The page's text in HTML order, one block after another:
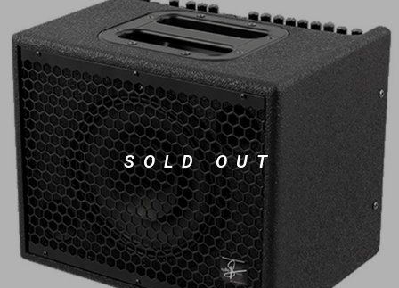
ベース ウクレレ
ドラム パーカッション
キーボード 電子ピアノ
管楽器 その他楽器
SOLD OUT